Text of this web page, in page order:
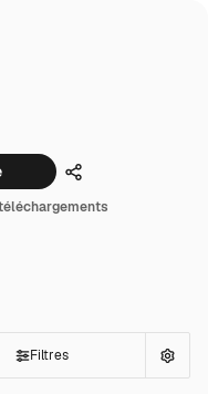
Partager
Filtres